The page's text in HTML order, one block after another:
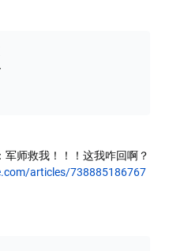
师救我！！！这我咋回啊？
articles/738885186767